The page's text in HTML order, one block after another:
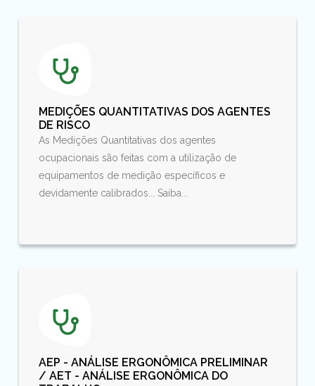
MEDIÇÕES QUANTITATIVAS DOS AGENTES
DE RISCO
As Medições Quantitativas dos agentes
ocupacionais são feitas com a utilização de
equipamentos de medição específicos e
devidamente calibrados... Saiba...
AEP - ANÁLISE ERGONÔMICA PRELIMINAR
/ AET - ANÁLISE ERGONÔMICA DO